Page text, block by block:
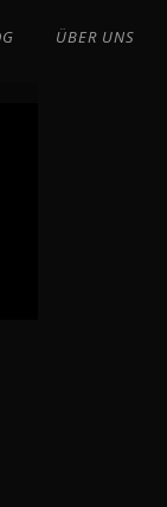
ÜBER UNS